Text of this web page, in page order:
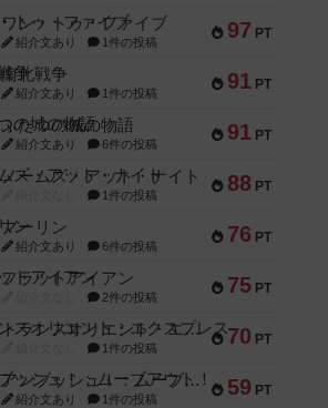
97 PT
ワン・トゥ・ファイブ
紹介文あり 1件の投稿
91 PT
南北戦争
紹介文あり 1件の投稿
91 PT
ふたつの城の物語
紹介文あり 6件の投稿
88 PT
ノームズ・アット・ナイト
1件の投稿
76 PT
マーリン
紹介文あり 6件の投稿
75 PT
フラットアイアン
2件の投稿
70 PT
トランスオリエント・エクスプレス
1件の投稿
59 PT
アンブッシュ！：ムーブアウト！
紹介文あり 1件の投稿